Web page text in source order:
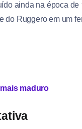
ainda na época de
Ruggero em um
maduro